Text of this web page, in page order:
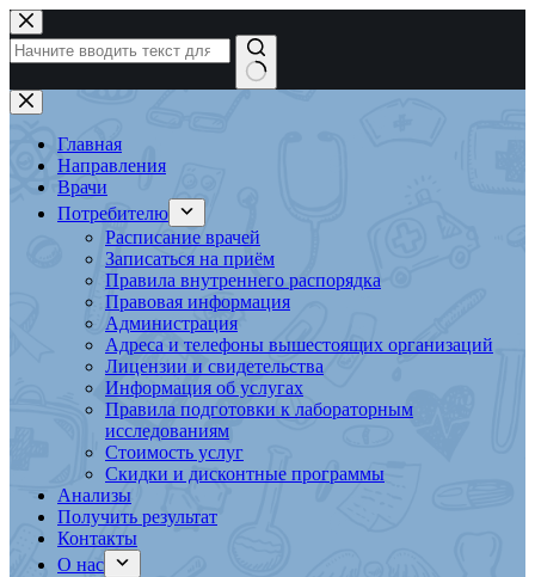
Перейти
к
сути
Ничего
не
найденоГлавная
Направления
Врачи
Потребителю
Расписание врачей
Записаться на приём
Правила внутреннего распорядка
Правовая информация
Администрация
Адреса и телефоны вышестоящих организаций
Лицензии и свидетельства
Информация об услугах
Правила подготовки к лабораторным
исследованиям
Стоимость услуг
Скидки и дисконтные программы
Анализы
Получить результат
Контакты
О нас